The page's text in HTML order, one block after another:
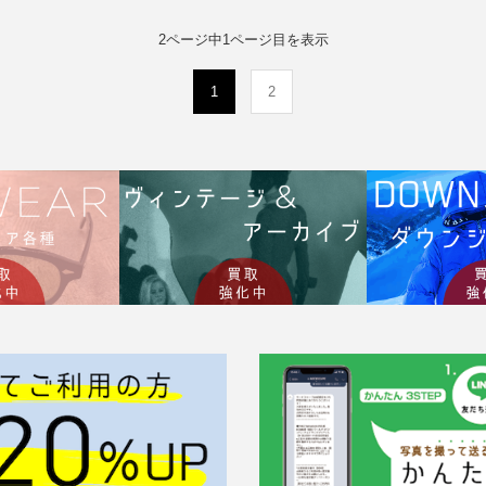
2ページ中1ページ目を表示
1 2